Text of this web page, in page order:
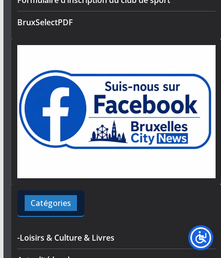
BruxSelectPDF
Catégories
-Loisirs & Culture & Livres